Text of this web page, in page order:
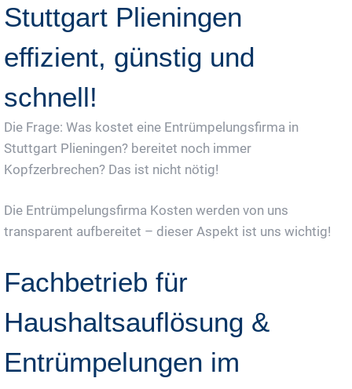
Stuttgart Plieningen
effizient, günstig und
schnell!
Die Frage: Was kostet eine Entrümpelungsfirma in
Stuttgart Plieningen? bereitet noch immer
Kopfzerbrechen? Das ist nicht nötig!
Die Entrümpelungsfirma Kosten werden von uns
transparent aufbereitet – dieser Aspekt ist uns wichtig!
Fachbetrieb für
Haushaltsauflösung &
Entrümpelungen im